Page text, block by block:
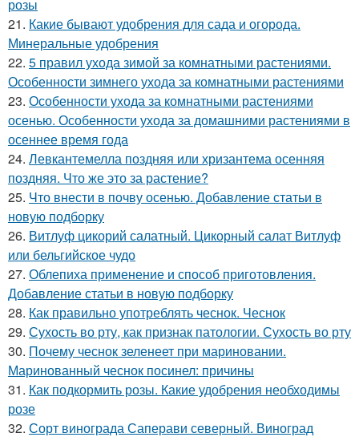
розы
21. Какие бывают удобрения для сада и огорода.
Минеральные удобрения
22. 5 правил ухода зимой за комнатными растениями.
Особенности зимнего ухода за комнатными растениями
23. Особенности ухода за комнатными растениями
осенью. Особенности ухода за домашними растениями в
осеннее время года
24. Левкантемелла поздняя или хризантема осенняя
поздняя. Что же это за растение?
25. Что внести в почву осенью. Добавление статьи в
новую подборку
26. Витлуф цикорий салатный. Цикорный салат Витлуф
или бельгийское чудо
27. Облепиха применение и способ приготовления.
Добавление статьи в новую подборку
28. Как правильно употреблять чеснок. Чеснок
29. Сухость во рту, как признак патологии. Сухость во рту
30. Почему чеснок зеленеет при мариновании.
Маринованный чеснок посинел: причины
31. Как подкормить розы. Какие удобрения необходимы
розе
32. Сорт винограда Саперави северный. Виноград